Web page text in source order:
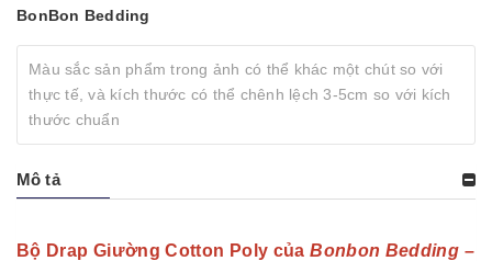
BonBon Bedding
Màu sắc sản phẩm trong ảnh có thể khác một chút so với
thực tế, và kích thước có thể chênh lệch 3-5cm so với kích
thước chuẩn
Mô tả
Bộ Drap Giường Cotton Poly củaBonbon Bedding –